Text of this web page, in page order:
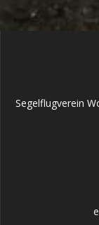
Segelflugverein